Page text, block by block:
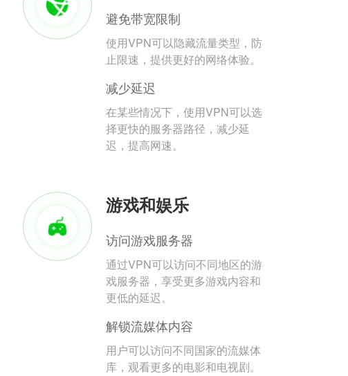
避免带宽限制
使用VPN可以隐藏流量类型，防
止限速，提供更好的网络体验。
减少延迟
在某些情况下，使用VPN可以选
择更快的服务器路径，减少延
迟，提高网速。
游戏和娱乐
访问游戏服务器
通过VPN可以访问不同地区的游
戏服务器，享受更多游戏内容和
更低的延迟。
解锁流媒体内容
用户可以访问不同国家的流媒体
库，观看更多的电影和电视剧。